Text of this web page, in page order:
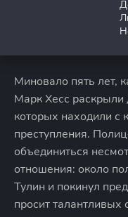
Миновало пять лет,
Марк Хесс
которых находили с
преступления.
объединиться
отношения: около
Тулин и покинул
просит талантливых